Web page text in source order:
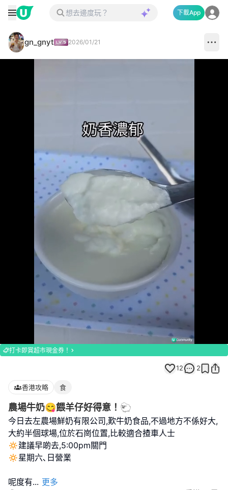
下載App
gn_gnyt 2026/01/21
100.00%
打卡即賞超市現金券！
12 2
香港攻略 食
農場牛奶😋餵羊仔好得意！🐑
今日去左農場鮮奶有限公司,歎牛奶食品,不過地方不係好大,
大約半個球場,位於石崗位置,比較適合揸車人士
🔅建議早啲去,5:00pm關門
🔅星期六､日營業
呢度有... 更多